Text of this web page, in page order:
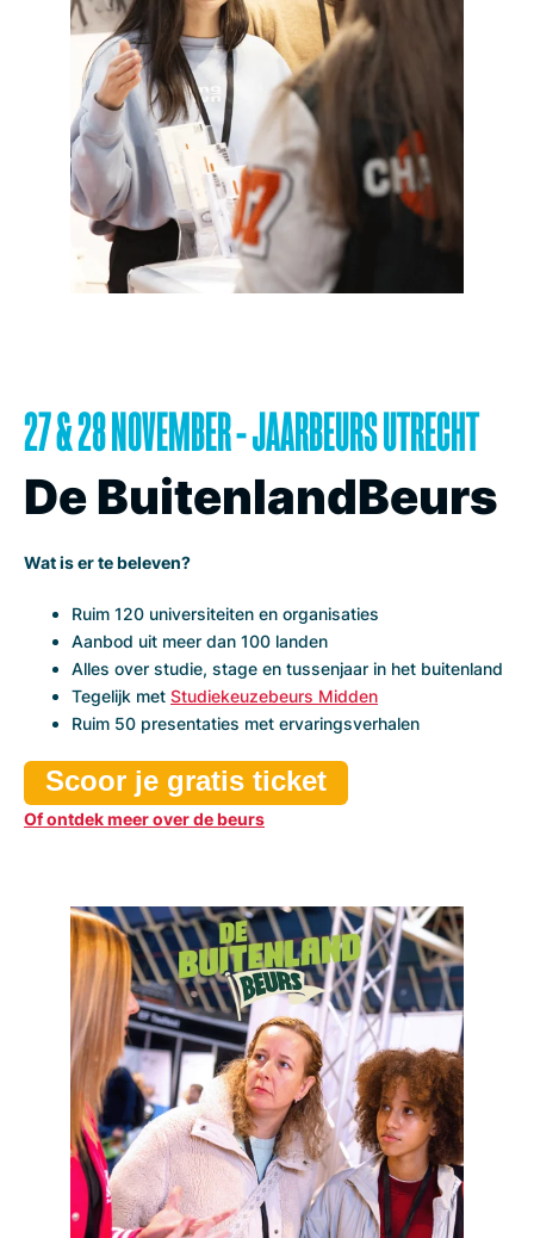
27 & 28 NOVEMBER - JAARBEURS UTRECHT
De BuitenlandBeurs
Wat is er te beleven?
Ruim 120 universiteiten en organisaties
Aanbod uit meer dan 100 landen
Alles over studie, stage en tussenjaar in het buitenland
Tegelijk met Studiekeuzebeurs Midden
Ruim 50 presentaties met ervaringsverhalen
Scoor je gratis ticket
Of ontdek meer over de beurs